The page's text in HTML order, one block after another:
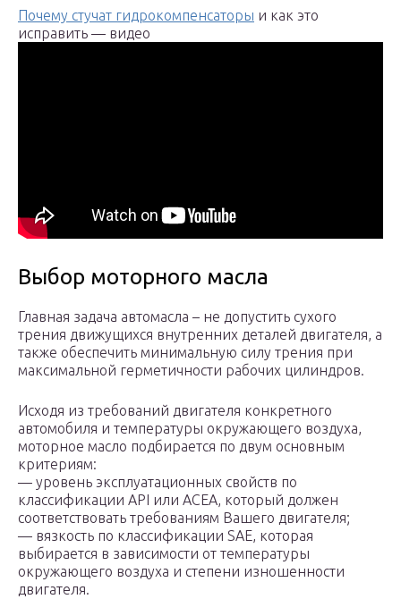
Почему стучат гидрокомпенсаторы и как это
исправить — видео
Выбор моторного масла
Главная задача автомасла – не допустить сухого
трения движущихся внутренних деталей двигателя, а
также обеспечить минимальную силу трения при
максимальной герметичности рабочих цилиндров.
Исходя из требований двигателя конкретного
автомобиля и температуры окружающего воздуха,
моторное масло подбирается по двум основным
критериям:
— уровень эксплуатационных свойств по
классификации API или ACEA, который должен
соответствовать требованиям Вашего двигателя;
— вязкость по классификации SAE, которая
выбирается в зависимости от температуры
окружающего воздуха и степени изношенности
двигателя.